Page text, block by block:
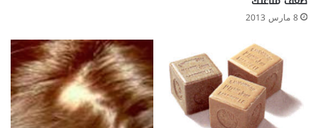
ةل
ع
8 مارس 2013